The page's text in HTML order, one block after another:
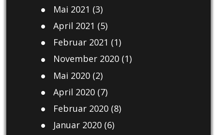
Mai 2021 (3)
April 2021 (5)
Februar 2021 (1)
November 2020(1)
Mai 2020(2)
April 2020(7)
Februar 2020(8)
Januar 2020(6)